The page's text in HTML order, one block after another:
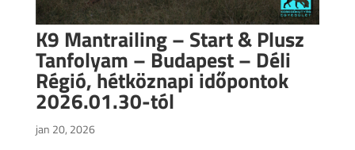
K9 Mantrailing – Start & Plusz
Tanfolyam – Budapest – Déli
Régió, hétköznapi időpontok
2026.01.30-tól
jan 20, 2026